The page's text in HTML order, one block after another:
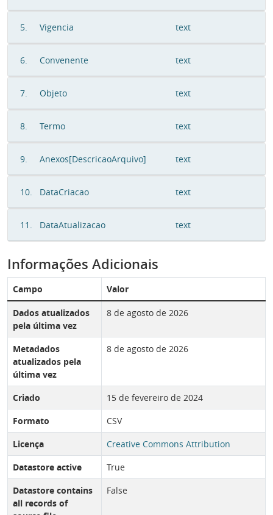
5. Vigencia text
6. Convenente text
7. Objeto text
8. Termo text
9. Anexos[DescricaoArquivo] text
10. DataCriacao text
11. DataAtualizacao text
Informações Adicionais
Campo Valor
Dados atualizados
pela última vez
8 de agosto de 2026
Metadados
atualizados pela
última vez
8 de agosto de 2026
Criado
15 de fevereiro de 2024
Formato
CSV
Licença
Creative Commons Attribution
Datastore active
True
Datastore contains
all records of
False